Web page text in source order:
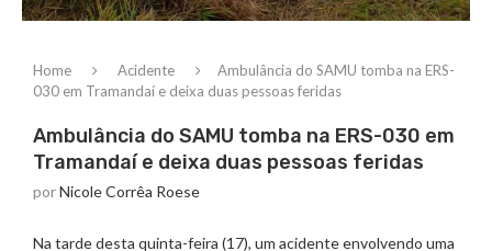
Home Acidente
Ambulância do SAMU tomba na ERS-
030 em Tramandaí e deixa duas pessoas feridas
Ambulância do SAMU tomba na ERS-030 em
Tramandaí e deixa duas pessoas feridas
porNicole Corrêa Roese
Na tarde desta quinta-feira (17), um acidente envolvendo uma